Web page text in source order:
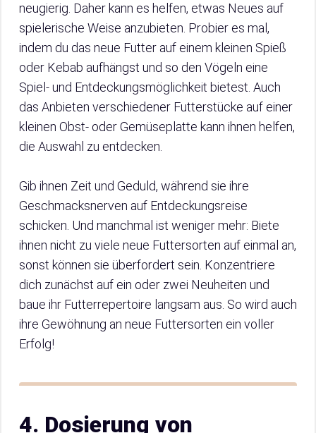
neugierig. Daher kann es helfen, etwas Neues auf
spielerische Weise anzubieten. Probier es mal,
indem du das neue Futter auf einem kleinen Spieß
oder Kebab aufhängst und so den Vögeln eine
Spiel- und Entdeckungsmöglichkeit bietest. Auch
das Anbieten verschiedener Futterstücke auf einer
kleinen Obst- oder Gemüseplatte kann ihnen helfen,
die Auswahl zu entdecken.
Gib ihnen Zeit und Geduld, während sie ihre
Geschmacksnerven auf Entdeckungsreise
schicken. Und manchmal ist weniger mehr: Biete
ihnen nicht zu viele neue Futtersorten auf einmal an,
sonst können sie überfordert sein. Konzentriere
dich zunächst auf ein oder zwei Neuheiten und
baue ihr Futterrepertoire langsam aus. So wird auch
ihre Gewöhnung an neue Futtersorten ein voller
Erfolg!
4. Dosierung von